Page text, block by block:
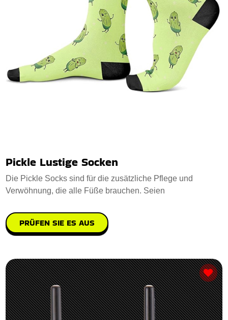
Pickle Lustige Socken
Die Pickle Socks sind für die zusätzliche Pflege und
Verwöhnung, die alle Füße brauchen. Seien
PRÜFEN SIE ES AUS